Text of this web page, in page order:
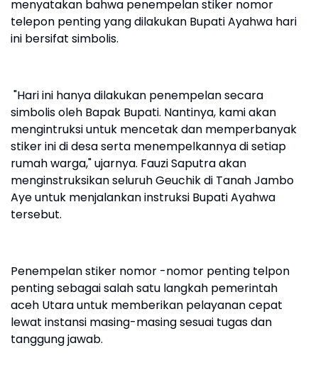
menyatakan bahwa penempelan stiker nomor
telepon penting yang dilakukan Bupati Ayahwa hari
ini bersifat simbolis.
‎ "Hari ini hanya dilakukan penempelan secara
simbolis oleh Bapak Bupati. Nantinya, kami akan
mengintruksi untuk mencetak dan memperbanyak
stiker ini di desa serta menempelkannya di setiap
rumah warga," ujarnya. Fauzi Saputra akan
menginstruksikan seluruh Geuchik di Tanah Jambo
Aye untuk menjalankan instruksi Bupati Ayahwa
tersebut.
‎Penempelan stiker nomor -nomor penting telpon
penting sebagai salah satu langkah pemerintah
aceh Utara untuk memberikan pelayanan cepat
lewat instansi masing-masing sesuai tugas dan
tanggung jawab.